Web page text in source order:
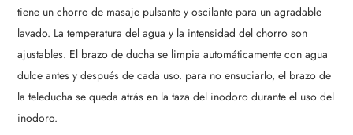
tiene un chorro de masaje pulsante y oscilante para un agradable
lavado. La temperatura del agua y la intensidad del chorro son
ajustables. El brazo de ducha se limpia automáticamente con agua
dulce antes y después de cada uso. para no ensuciarlo, el brazo de
la teleducha se queda atrás en la taza del inodoro durante el uso del
inodoro.